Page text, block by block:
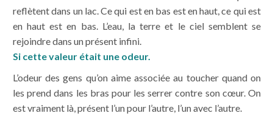
reflètent dans un lac. Ce qui est en bas est en haut, ce qui est
en haut est en bas. L’eau, la terre et le ciel semblent se
rejoindre dans un présent infini.
Si cette valeur était une odeur.
L’odeur des gens qu’on aime associée au toucher quand on
les prend dans les bras pour les serrer contre son cœur. On
est vraiment là, présent l’un pour l’autre, l’un avec l’autre.